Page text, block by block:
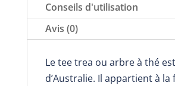
ou
Conseils d'utilisation
Avis (0)
Le tee trea ou arbre à thé
d’Australie. Il appartient à la